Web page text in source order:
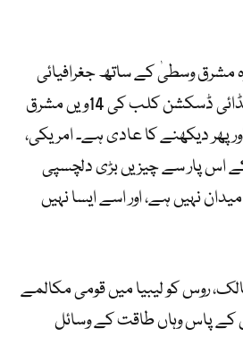
مشرق وسطیٰ کے ساتھ جغرافیائی
سیاسی کھیل کے میدان جیسا سلوک نہ کرے۔ انہوں نے یہ بات والڈائی ڈسکشن کلب کی 14ویں مشرق
پھر دیکھنے کا عادی ہے۔ امریکی،
کے اس پار سے چیزیں بڑی دلچسپی
نہیں ہے، اور اسے ایسا نہیں
روس کو لیبیا میں قومی مکالمے
کے پاس وہاں طاقت کے وسائل